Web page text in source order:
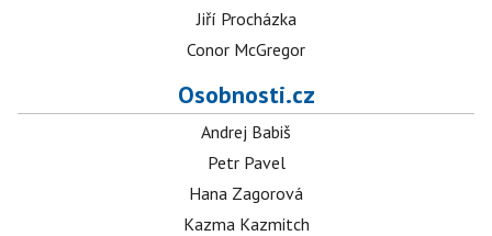
Jiří Procházka
Conor McGregor
Osobnosti.cz
Andrej Babiš
Petr Pavel
Hana Zagorová
Kazma Kazmitch